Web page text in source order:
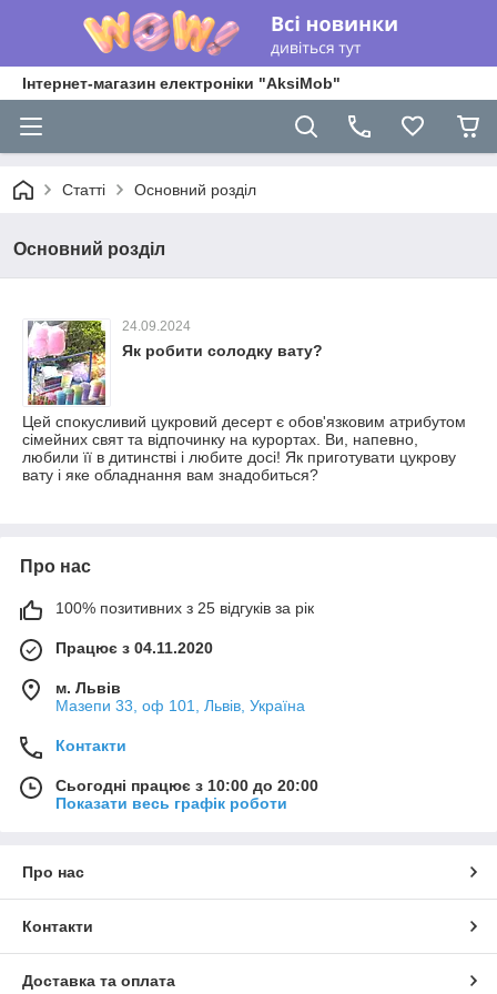
Інтернет-магазин електроніки "AksiMob"
Статті Основний розділ
Основний розділ
24.09.2024
Як робити солодку вату?
Цей спокусливий цукровий десерт є обов'язковим атрибутом
сімейних свят та відпочинку на курортах. Ви, напевно,
любили її в дитинстві і любите досі! Як приготувати цукрову
вату і яке обладнання вам знадобиться?
Про нас
100% позитивних з 25 відгуків за рік
Працює з 04.11.2020
м. Львів
Мазепи 33, оф 101, Львів, Україна
Контакти
Сьогодні працює з 10:00 до 20:00
Показати весь графік роботи
Про нас
Контакти
Доставка та оплата